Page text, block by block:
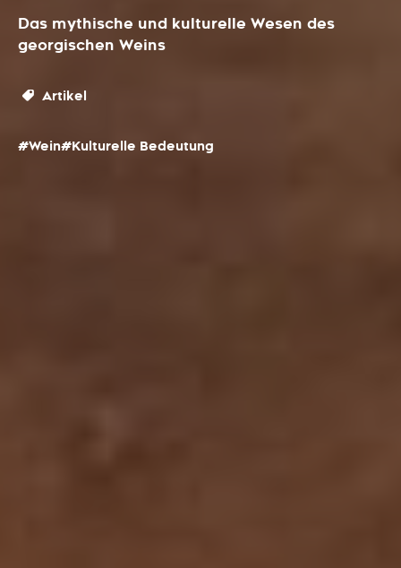
Das mythische und kulturelle Wesen des
georgischen Weins
Artikel
#Wein#Kulturelle Bedeutung